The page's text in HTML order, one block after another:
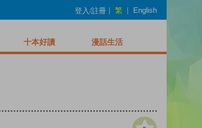
登入/註冊 | 繁 | English
十本好讀 漫話生活